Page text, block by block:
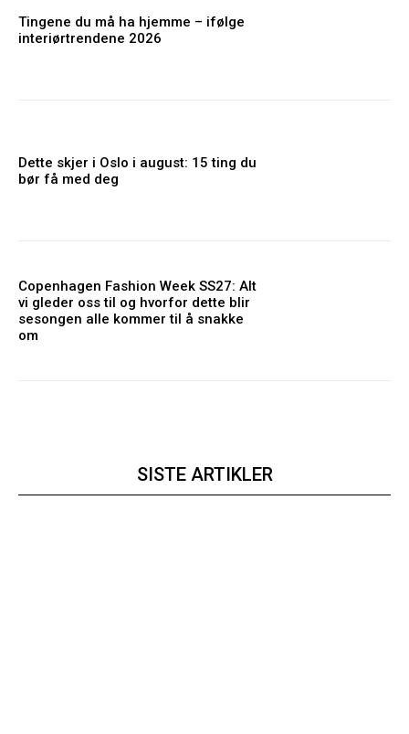
Tingene du må ha hjemme – ifølge
interiørtrendene 2026
Dette skjer i Oslo i august: 15 ting du
bør få med deg
Copenhagen Fashion Week SS27: Alt
vi gleder oss til og hvorfor dette blir
sesongen alle kommer til å snakke
om
SISTE ARTIKLER